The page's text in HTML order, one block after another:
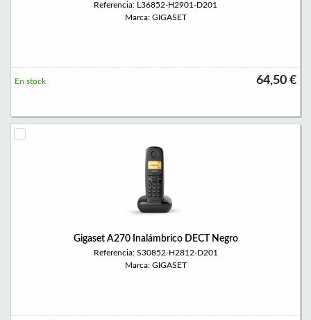
Referencia: L36852-H2901-D201
Marca: GIGASET
64,50 €
En stock
Gigaset A270 Inalámbrico DECT Negro
Referencia: S30852-H2812-D201
Marca: GIGASET